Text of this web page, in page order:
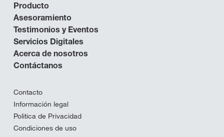
Producto
Asesoramiento
Testimonios y Eventos
Servicios Digitales
Acerca de nosotros
Contáctanos
Contacto
Información legal
Politica de Privacidad
Condiciones de uso